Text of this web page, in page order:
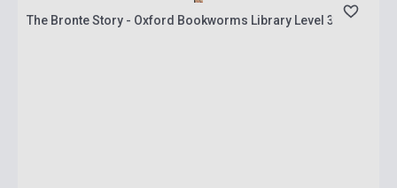
The Bronte Story - Oxford Bookworms Library Level 3